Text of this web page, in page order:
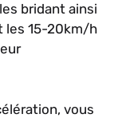
bridant ainsi
les 15-20km/h
vous